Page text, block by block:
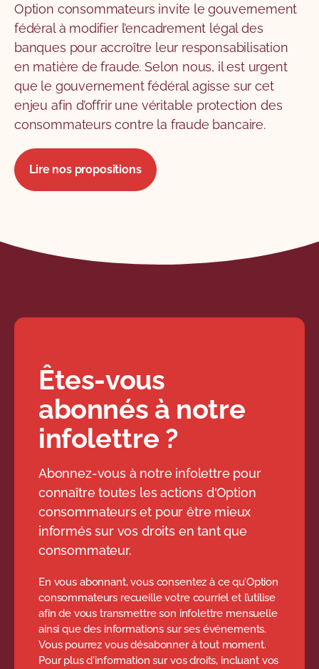
Option consommateurs invite le gouvernement
fédéral à modifier l’encadrement légal des
banques pour accroître leur responsabilisation
en matière de fraude. Selon nous, il est urgent
que le gouvernement fédéral agisse sur cet
enjeu afin d’offrir une véritable protection des
consommateurs contre la fraude bancaire.
Lire nos propositions
Êtes-vous
abonnés à notre
infolettre ?
Abonnez-vous à notre infolettre pour
connaître toutes les actions d'Option
consommateurs et pour être mieux
informés sur vos droits en tant que
consommateur.
En vous abonnant, vous consentez à ce qu’Option
consommateurs recueille votre courriel et l’utilise
afin de vous transmettre son infolettre mensuelle
ainsi que des informations sur ses événements.
Vous pourrez vous désabonner à tout moment.
Pour plus d'information sur vos droits, incluant vos